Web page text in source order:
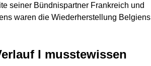
seiner Bündnispartner Frankreich und
waren die Wiederherstellung Belgiens
I musstewissen